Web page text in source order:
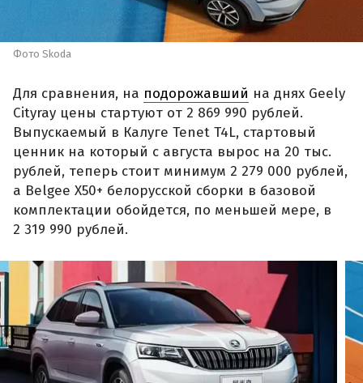
Фото Skoda
Для сравнения, на подорожавший на днях Geely
Cityray цены стартуют от 2 869 990 рублей.
Выпускаемый в Калуге Tenet T4L, стартовый
ценник на который с августа вырос на 20 тыс.
рублей, теперь стоит минимум 2 279 000 рублей,
а Belgee X50+ белорусской сборки в базовой
комплектации обойдется, по меньшей мере, в
2 319 990 рублей.